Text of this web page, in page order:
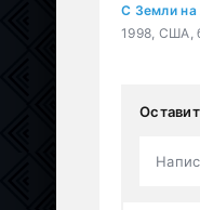
С Земли на